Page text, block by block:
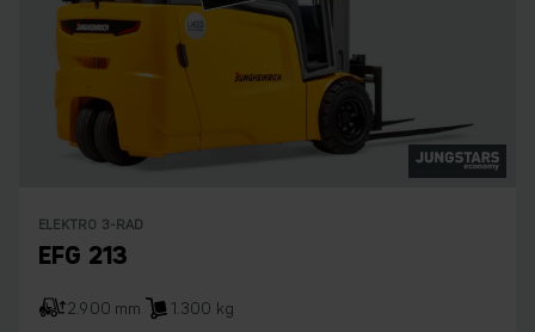
ELEKTRO 3-RAD
EFG 213
2.900 mm
1.300 kg